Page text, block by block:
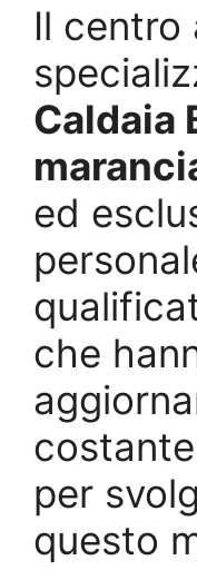
Il centro
Caldaia
ed
che
per
questo